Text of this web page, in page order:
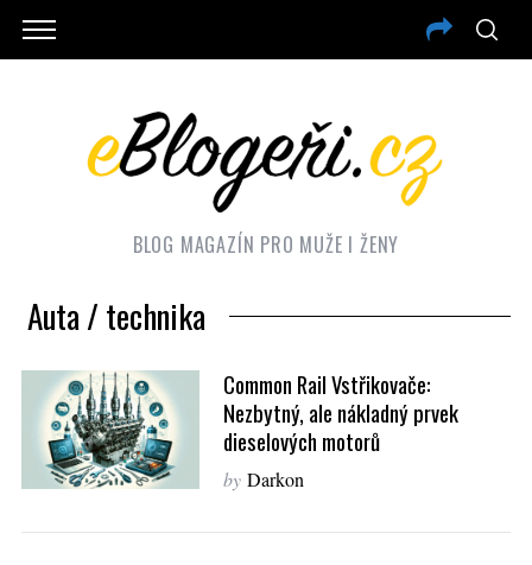
BLOG MAGAZÍN PRO MUŽE I ŽENY
Auta / technika
Common Rail Vstřikovače:
Nezbytný, ale nákladný prvek
dieselových motorů
by Darkon